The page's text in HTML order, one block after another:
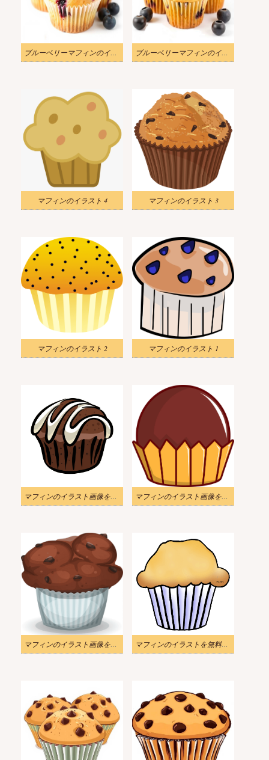
ブルーベリーマフィンのイラスト画像 ブルーベリーマフィンのイラスト無料
マフィンのイラスト 4 マフィンのイラスト 3
マフィンのイラスト 2 マフィンのイラスト 1
マフィンのイラスト画像をダウンロード 3 マフィンのイラスト画像をダウンロード 2
マフィンのイラスト画像をダウンロード マフィンのイラストを無料でダウンロード 3